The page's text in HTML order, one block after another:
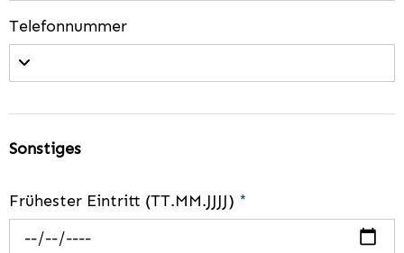
Telefonnummer
Sonstiges
Frühester Eintritt (TT.MM.JJJJ) *